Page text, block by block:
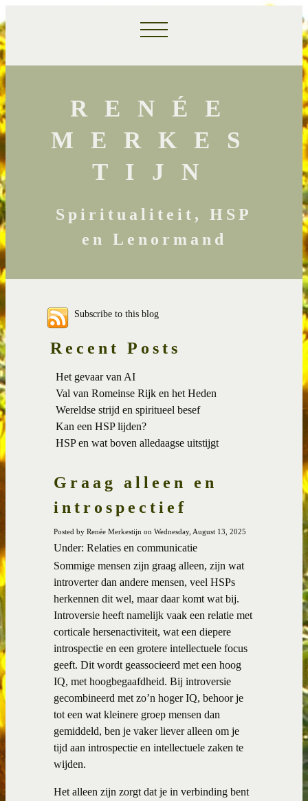
RENÉE
MERKES
TIJN
Spiritualiteit, HSP
en Lenormand
Subscribe to this blog
Recent Posts
Het gevaar van AI
Val van Romeinse Rijk en het Heden
Wereldse strijd en spiritueel besef
Kan een HSP lijden?
HSP en wat boven alledaagse uitstijgt
Graag alleen en
introspectief
Posted by Renée Merkestijn on Wednesday, August 13, 2025
Under: Relaties en communicatie
Sommige mensen zijn graag alleen, zijn wat
introverter dan andere mensen, veel HSPs
herkennen dit wel, maar daar komt wat bij.
Introversie heeft namelijk vaak een relatie met
corticale hersenactiviteit, wat een diepere
introspectie en een grotere intellectuele focus
geeft. Dit wordt geassocieerd met een hoog
IQ, met hoogbegaafdheid. Bij introversie
gecombineerd met zo’n hoger IQ, behoor je
tot een wat kleinere groep mensen dan
gemiddeld, ben je vaker liever alleen om je
tijd aan introspectie en intellectuele zaken te
wijden.
Het alleen zijn zorgt dat je in verbinding bent